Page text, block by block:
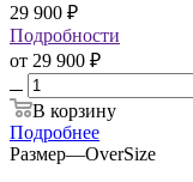
29 900 ₽
Подробности
от 29 900 ₽
В корзину
Подробнее
Размер—OverSize